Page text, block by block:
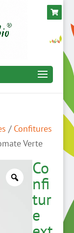
/ Confitures
Verte
Co
nfi
tur
e